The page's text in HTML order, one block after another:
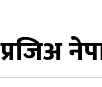
प्रजिअ